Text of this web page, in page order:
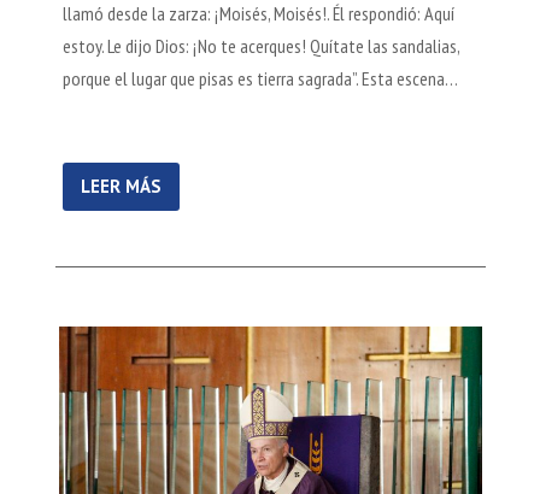
llamó desde la zarza: ¡Moisés, Moisés!. Él respondió: Aquí
estoy. Le dijo Dios: ¡No te acerques! Quítate las sandalias,
porque el lugar que pisas es tierra sagrada”. Esta escena…
LEER MÁS